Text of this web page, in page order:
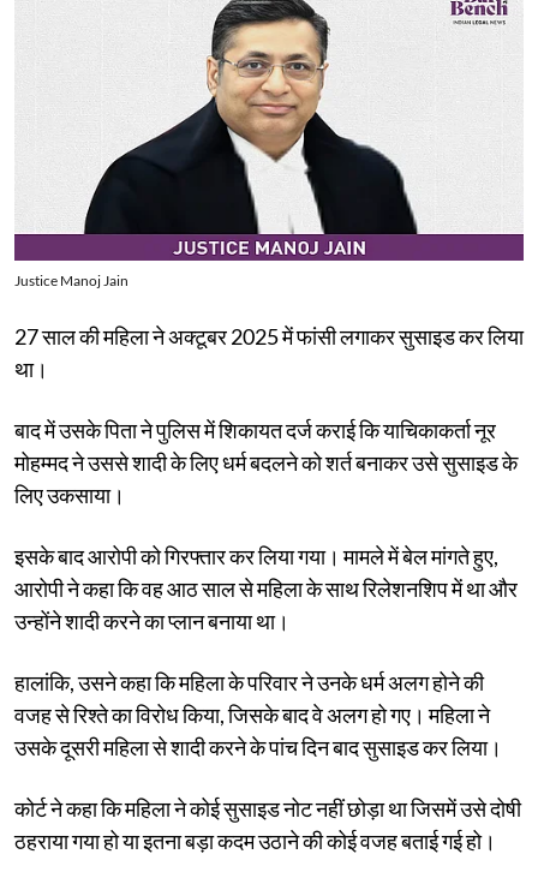
Justice Manoj Jain
27 साल की महिला ने अक्टूबर 2025 में फांसी लगाकर सुसाइड कर लिया
था।
बाद में उसके पिता ने पुलिस में शिकायत दर्ज कराई कि याचिकाकर्ता नूर
मोहम्मद ने उससे शादी के लिए धर्म बदलने को शर्त बनाकर उसे सुसाइड के
लिए उकसाया।
इसके बाद आरोपी को गिरफ्तार कर लिया गया। मामले में बेल मांगते हुए,
आरोपी ने कहा कि वह आठ साल से महिला के साथ रिलेशनशिप में था और
उन्होंने शादी करने का प्लान बनाया था।
हालांकि, उसने कहा कि महिला के परिवार ने उनके धर्म अलग होने की
वजह से रिश्ते का विरोध किया, जिसके बाद वे अलग हो गए। महिला ने
उसके दूसरी महिला से शादी करने के पांच दिन बाद सुसाइड कर लिया।
कोर्ट ने कहा कि महिला ने कोई सुसाइड नोट नहीं छोड़ा था जिसमें उसे दोषी
ठहराया गया हो या इतना बड़ा कदम उठाने की कोई वजह बताई गई हो।